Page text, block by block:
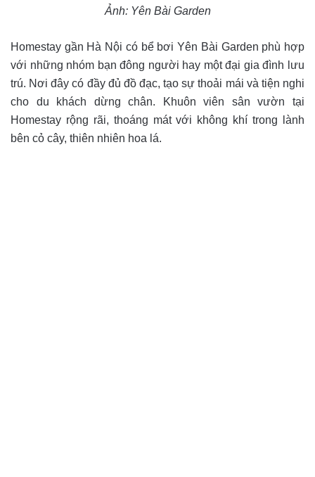
Ảnh: Yên Bài Garden
Homestay gần Hà Nội có bể bơi Yên Bài Garden phù hợp
với những nhóm bạn đông người hay một đại gia đình lưu
trú. Nơi đây có đầy đủ đồ đạc, tạo sự thoải mái và tiện nghi
cho du khách dừng chân. Khuôn viên sân vườn tại
Homestay rộng rãi, thoáng mát với không khí trong lành
bên cỏ cây, thiên nhiên hoa lá.